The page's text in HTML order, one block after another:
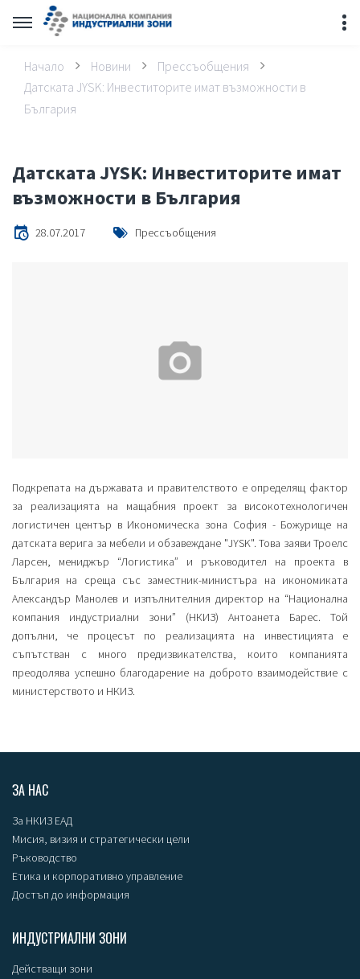
Начало Новини
Прессъобщения
Датската JYSK: Инвеститорите имат възможности в
България
Датската JYSK: Инвеститорите имат
възможности в България
28.07.2017 Прессъобщения
Подкрепата на държавата и правителството е определящ фактор
за реализацията на мащабния проект за високотехнологичен
логистичен център в Икономическа зона София - Божурище на
датската верига за мебели и обзавеждане "JYSK". Това заяви Троелс
Ларсен, мениджър “Логистика” и ръководител на проекта в
България на среща със заместник-министъра на икономиката
Александър Манолев и изпълнителния директор на “Национална
компания индустриални зони” (НКИЗ) Антоанета Барес. Той
допълни, че процесът по реализацията на инвестицията е
съпътстван с много предизвикателства, които компанията
преодолява успешно благодарение на доброто взаимодействие с
министерството и НКИЗ.
ЗА НАС
За НКИЗ ЕАД
Мисия, визия и стратегически цели
Ръководство
Етика и корпоративно управление
Достъп до информация
ИНДУСТРИАЛНИ ЗОНИ
Действащи зони